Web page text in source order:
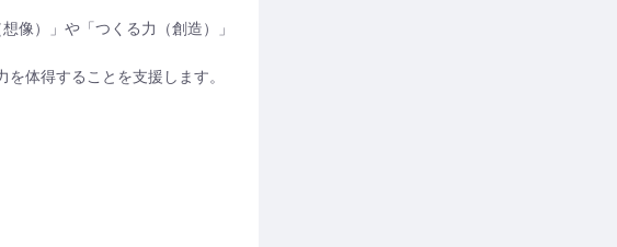
像）」や「つくる力（創造）」
体得することを支援します。